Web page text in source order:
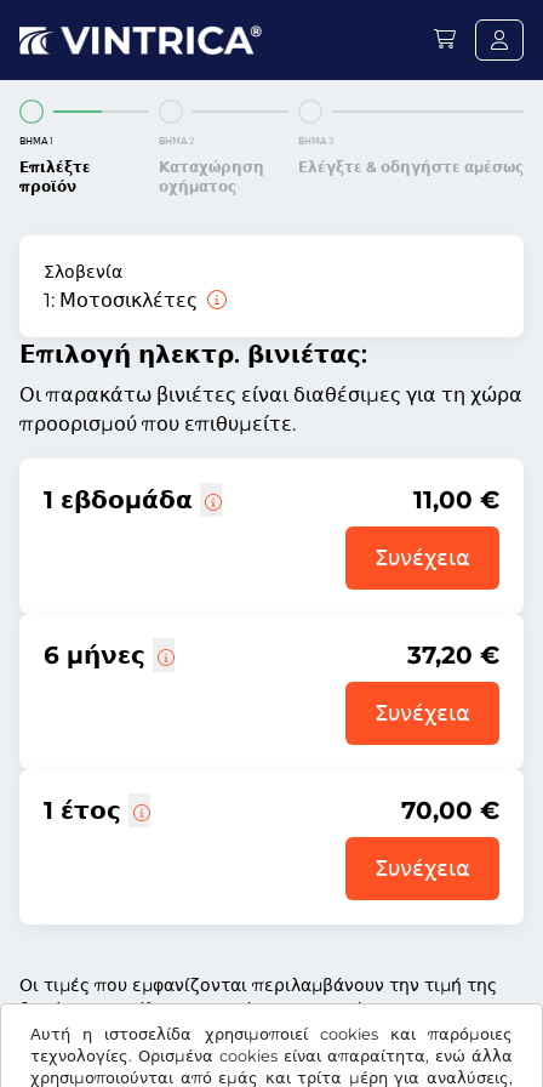
Αυτή η ιστοσελίδα χρησιμοποιεί cookies και παρόμοιες
τεχνολογίες. Ορισμένα cookies είναι απαραίτητα, ενώ άλλα
χρησιμοποιούνται από εμάς και τρίτα μέρη για αναλύσεις,
ΒΉΜΑ 1
Επιλέξτε
προϊόν
ΒΉΜΑ 2
Καταχώρηση
οχήματος
ΒΉΜΑ 3
Ελέγξτε & οδηγήστε αμέσως
Σλοβενία
1: Μοτοσικλέτες
Επιλογή ηλεκτρ. βινιέτας:
Οι παρακάτω βινιέτες είναι διαθέσιμες για τη χώρα
προορισμού που επιθυμείτε.
1 εβδομάδα 11,00 €
Συνέχεια
6 μήνες 37,20 €
Συνέχεια
1 έτος 70,00 €
Συνέχεια
Οι τιμές που εμφανίζονται περιλαμβάνουν την τιμή της
βινιέτας, το τέλος υπηρεσίας και τον νόμιμο ΦΠΑ